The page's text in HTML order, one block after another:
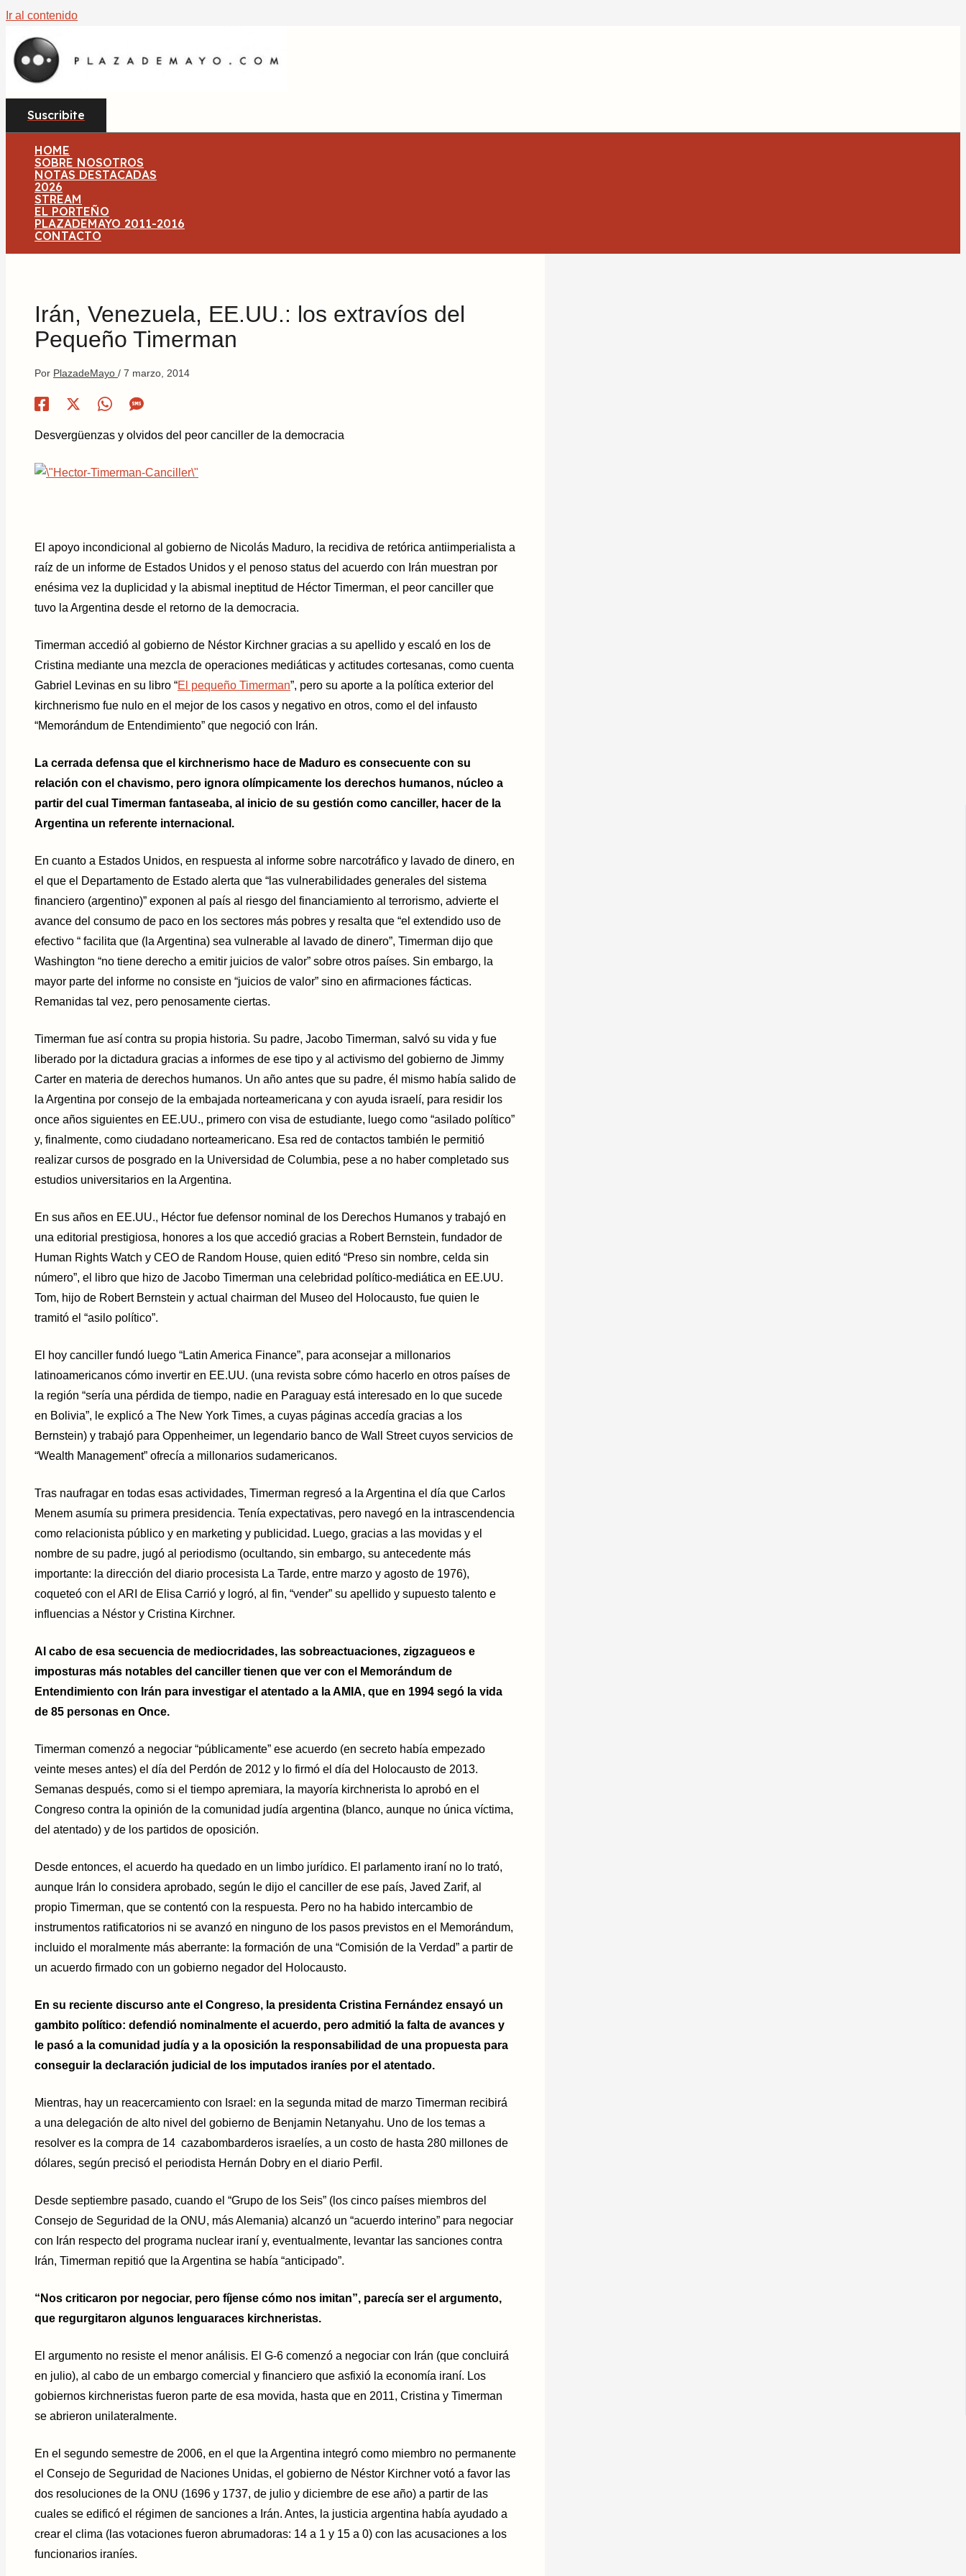
Ir al contenido
Suscribite
HOME
SOBRE NOSOTROS
NOTAS DESTACADAS
2026
STREAM
EL PORTEÑO
PLAZADEMAYO 2011-2016
CONTACTO
Irán, Venezuela, EE.UU.: los extravíos del
Pequeño Timerman
Por PlazadeMayo / 7 marzo, 2014
Desvergüenzas y olvidos del peor canciller de la democracia
El apoyo incondicional al gobierno de Nicolás Maduro, la recidiva de retórica antiimperialista a
raíz de un informe de Estados Unidos y el penoso status del acuerdo con Irán muestran por
enésima vez la duplicidad y la abismal ineptitud de Héctor Timerman, el peor canciller que
tuvo la Argentina desde el retorno de la democracia.
Timerman accedió al gobierno de Néstor Kirchner gracias a su apellido y escaló en los de
Cristina mediante una mezcla de operaciones mediáticas y actitudes cortesanas, como cuenta
Gabriel Levinas en su libro “El pequeño Timerman”, pero su aporte a la política exterior del
kirchnerismo fue nulo en el mejor de los casos y negativo en otros, como el del infausto
“Memorándum de Entendimiento” que negoció con Irán.
La cerrada defensa que el kirchnerismo hace de Maduro es consecuente con su
relación con el chavismo, pero ignora olímpicamente los derechos humanos, núcleo a
partir del cual Timerman fantaseaba, al inicio de su gestión como canciller, hacer de la
Argentina un referente internacional.
En cuanto a Estados Unidos, en respuesta al informe sobre narcotráfico y lavado de dinero, en
el que el Departamento de Estado alerta que “las vulnerabilidades generales del sistema
financiero (argentino)” exponen al país al riesgo del financiamiento al terrorismo, advierte el
avance del consumo de paco en los sectores más pobres y resalta que “el extendido uso de
efectivo “ facilita que (la Argentina) sea vulnerable al lavado de dinero”, Timerman dijo que
Washington “no tiene derecho a emitir juicios de valor” sobre otros países. Sin embargo, la
mayor parte del informe no consiste en “juicios de valor” sino en afirmaciones fácticas.
Remanidas tal vez, pero penosamente ciertas.
Timerman fue así contra su propia historia. Su padre, Jacobo Timerman, salvó su vida y fue
liberado por la dictadura gracias a informes de ese tipo y al activismo del gobierno de Jimmy
Carter en materia de derechos humanos. Un año antes que su padre, él mismo había salido de
la Argentina por consejo de la embajada norteamericana y con ayuda israelí, para residir los
once años siguientes en EE.UU., primero con visa de estudiante, luego como “asilado político”
y, finalmente, como ciudadano norteamericano. Esa red de contactos también le permitió
realizar cursos de posgrado en la Universidad de Columbia, pese a no haber completado sus
estudios universitarios en la Argentina.
En sus años en EE.UU., Héctor fue defensor nominal de los Derechos Humanos y trabajó en
una editorial prestigiosa, honores a los que accedió gracias a Robert Bernstein, fundador de
Human Rights Watch y CEO de Random House, quien editó “Preso sin nombre, celda sin
número”, el libro que hizo de Jacobo Timerman una celebridad político-mediática en EE.UU.
Tom, hijo de Robert Bernstein y actual chairman del Museo del Holocausto, fue quien le
tramitó el “asilo político”.
El hoy canciller fundó luego “Latin America Finance”, para aconsejar a millonarios
latinoamericanos cómo invertir en EE.UU. (una revista sobre cómo hacerlo en otros países de
la región “sería una pérdida de tiempo, nadie en Paraguay está interesado en lo que sucede
en Bolivia”, le explicó a The New York Times, a cuyas páginas accedía gracias a los
Bernstein) y trabajó para Oppenheimer, un legendario banco de Wall Street cuyos servicios de
“Wealth Management” ofrecía a millonarios sudamericanos.
Tras naufragar en todas esas actividades, Timerman regresó a la Argentina el día que Carlos
Menem asumía su primera presidencia. Tenía expectativas, pero navegó en la intrascendencia
como relacionista público y en marketing y publicidad. Luego, gracias a las movidas y el
nombre de su padre, jugó al periodismo (ocultando, sin embargo, su antecedente más
importante: la dirección del diario procesista La Tarde, entre marzo y agosto de 1976),
coqueteó con el ARI de Elisa Carrió y logró, al fin, “vender” su apellido y supuesto talento e
influencias a Néstor y Cristina Kirchner.
Al cabo de esa secuencia de mediocridades, las sobreactuaciones, zigzagueos e
imposturas más notables del canciller tienen que ver con el Memorándum de
Entendimiento con Irán para investigar el atentado a la AMIA, que en 1994 segó la vida
de 85 personas en Once.
Timerman comenzó a negociar “públicamente” ese acuerdo (en secreto había empezado
veinte meses antes) el día del Perdón de 2012 y lo firmó el día del Holocausto de 2013.
Semanas después, como si el tiempo apremiara, la mayoría kirchnerista lo aprobó en el
Congreso contra la opinión de la comunidad judía argentina (blanco, aunque no única víctima,
del atentado) y de los partidos de oposición.
Desde entonces, el acuerdo ha quedado en un limbo jurídico. El parlamento iraní no lo trató,
aunque Irán lo considera aprobado, según le dijo el canciller de ese país, Javed Zarif, al
propio Timerman, que se contentó con la respuesta. Pero no ha habido intercambio de
instrumentos ratificatorios ni se avanzó en ninguno de los pasos previstos en el Memorándum,
incluido el moralmente más aberrante: la formación de una “Comisión de la Verdad” a partir de
un acuerdo firmado con un gobierno negador del Holocausto.
En su reciente discurso ante el Congreso, la presidenta Cristina Fernández ensayó un
gambito político: defendió nominalmente el acuerdo, pero admitió la falta de avances y
le pasó a la comunidad judía y a la oposición la responsabilidad de una propuesta para
conseguir la declaración judicial de los imputados iraníes por el atentado.
Mientras, hay un reacercamiento con Israel: en la segunda mitad de marzo Timerman recibirá
a una delegación de alto nivel del gobierno de Benjamin Netanyahu. Uno de los temas a
resolver es la compra de 14 cazabombarderos israelíes, a un costo de hasta 280 millones de
dólares, según precisó el periodista Hernán Dobry en el diario Perfil.
Desde septiembre pasado, cuando el “Grupo de los Seis” (los cinco países miembros del
Consejo de Seguridad de la ONU, más Alemania) alcanzó un “acuerdo interino” para negociar
con Irán respecto del programa nuclear iraní y, eventualmente, levantar las sanciones contra
Irán, Timerman repitió que la Argentina se había “anticipado”.
“Nos criticaron por negociar, pero fíjense cómo nos imitan”, parecía ser el argumento,
que regurgitaron algunos lenguaraces kirchneristas.
El argumento no resiste el menor análisis. El G-6 comenzó a negociar con Irán (que concluirá
en julio), al cabo de un embargo comercial y financiero que asfixió la economía iraní. Los
gobiernos kirchneristas fueron parte de esa movida, hasta que en 2011, Cristina y Timerman
se abrieron unilateralmente.
En el segundo semestre de 2006, en el que la Argentina integró como miembro no permanente
el Consejo de Seguridad de Naciones Unidas, el gobierno de Néstor Kirchner votó a favor las
dos resoluciones de la ONU (1696 y 1737, de julio y diciembre de ese año) a partir de las
cuales se edificó el régimen de sanciones a Irán. Antes, la justicia argentina había ayudado a
crear el clima (las votaciones fueron abrumadoras: 14 a 1 y 15 a 0) con las acusaciones a los
funcionarios iraníes.